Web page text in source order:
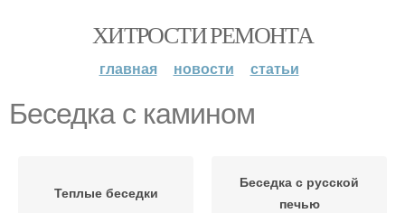
ХИТРОСТИ РЕМОНТА
главная новости статьи
Беседка с камином
Теплые беседки
Беседка с русской
печью